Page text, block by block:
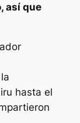
así que
hasta el